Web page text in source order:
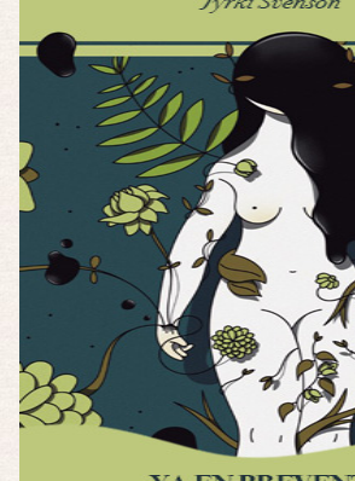
Por encima de tu cadáver
Por: Luar
Possession
Por: Luar
Se llama la posesión en castellano, está …
Obsession
Obsession
Por: Chica Stark